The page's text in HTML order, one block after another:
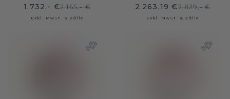
1.732,- €2.165,- €
Exkl. MwSt. & Zölle
2.263,19 €2.829,- €
Exkl. MwSt. & Zölle